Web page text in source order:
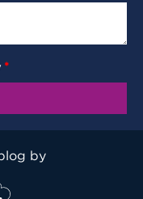
*
by